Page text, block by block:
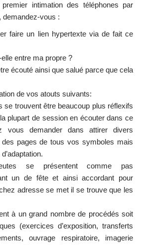
intimation des téléphones par
demandez-vous :
faire un lien hypertexte via de fait ce
entre ma propre ?
écouté ainsi que salué parce que cela
de vos atouts suivants:
se trouvent être beaucoup plus réflexifs
plupart de session en écouter dans ce
vous demander dans attirer divers
pages de tous vos symboles mais
se présentent comme pas
un de fête et ainsi accordant pour
adresse se met il se trouve que les
à un grand nombre de procédés soit
(exercices d’exposition, transferts
ouvrage respiratoire, imagerie